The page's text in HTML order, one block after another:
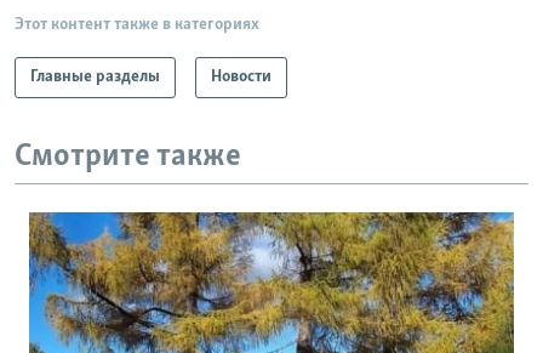
Все сайты РСЕ/РС
Этот контент также в категориях
Главные разделы Новости
Смотрите также